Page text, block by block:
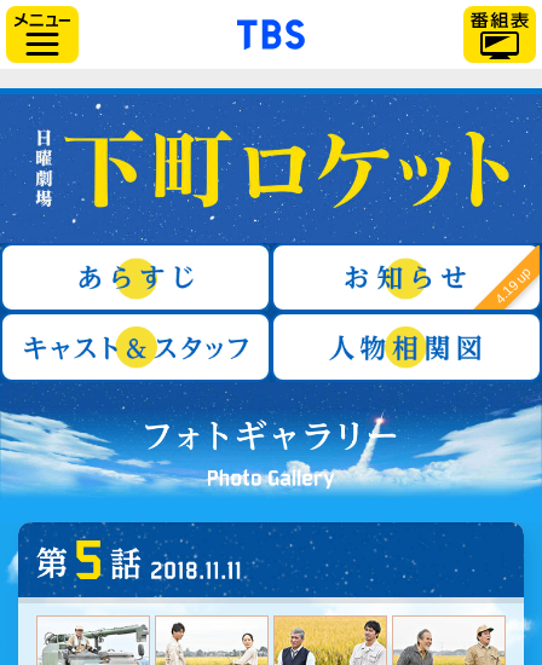
「TBSテレビ」トップ
日曜劇場『下町ロケット』
4.19 up
キャスト＆スタッフ
第5話 2018.11.11 (SUN)